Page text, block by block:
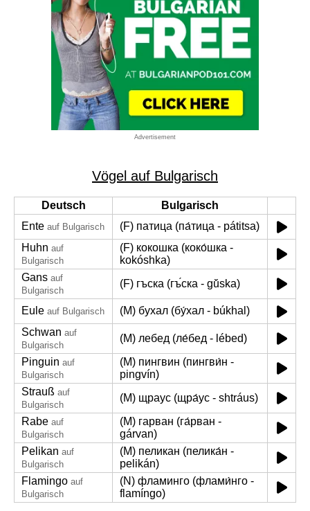
Advertisement
Vögel auf Bulgarisch
Deutsch
Bulgarisch
Ente auf Bulgarisch
(F) патица (па́тица - pátitsa)
Huhn auf
Bulgarisch
(F) кокошка (коко́шка -
kokóshka)
Gans auf
Bulgarisch
(F) гъска (гъ́ска - gŭ́ska)
Eule auf Bulgarisch
(M) бухал (бу́хал - búkhal)
Schwan auf
Bulgarisch
(M) лебед (ле́бед - lébed)
Pinguin auf
Bulgarisch
(M) пингвин (пингви́н -
pingvín)
Strauß auf
Bulgarisch
(M) щраус (щра́ус - shtráus)
Rabe auf
Bulgarisch
(M) гарван (га́рван -
gárvan)
Pelikan auf
Bulgarisch
(M) пеликан (пелика́н -
pelikán)
Flamingo auf
Bulgarisch
(N) фламинго (флами́нго -
flamíngo)